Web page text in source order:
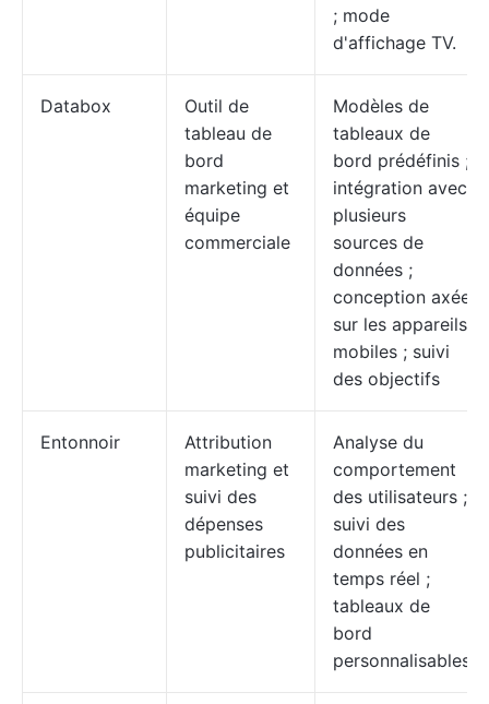
; mode
d'affichage TV.
Databox
Outil de
tableau de
bord
marketing et
équipe
commerciale
Modèles de
tableaux de
bord prédéfinis ;
intégration avec
plusieurs
sources de
données ;
conception axée
sur les appareils
mobiles ; suivi
des objectifs
Entonnoir
Attribution
marketing et
suivi des
dépenses
publicitaires
Analyse du
comportement
des utilisateurs ;
suivi des
données en
temps réel ;
tableaux de
bord
personnalisables